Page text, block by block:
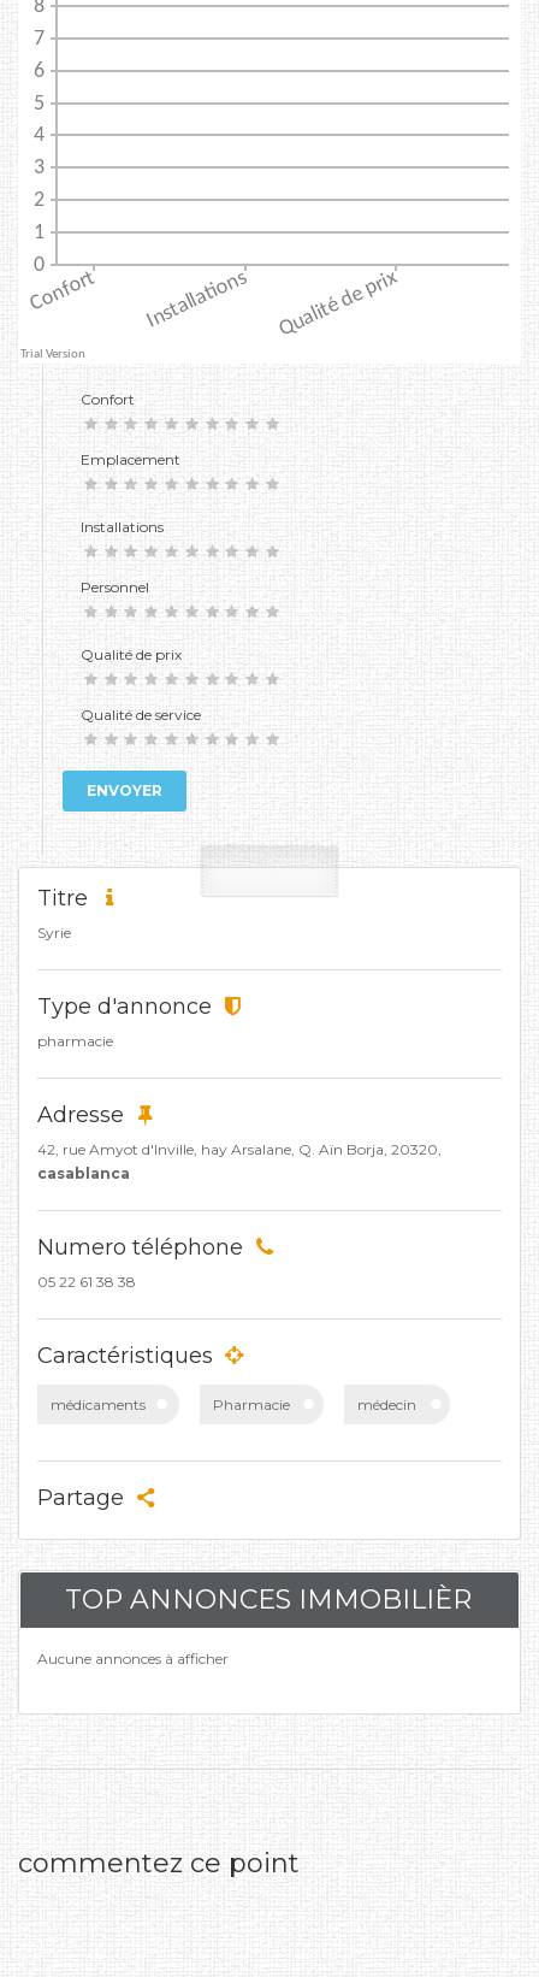
Confort
Emplacement
Installations
Personnel
Qualité de prix
Qualité de service
ENVOYER
Titre
Syrie
Type d'annonce
pharmacie
Adresse
42, rue Amyot d'Inville, hay Arsalane, Q. Aïn Borja, 20320,
casablanca
Numero téléphone
05 22 61 38 38
Caractéristiques
médicaments Pharmacie médecin
Partage
TOP ANNONCES IMMOBILIÈR
Aucune annonces à afficher
commentez ce point